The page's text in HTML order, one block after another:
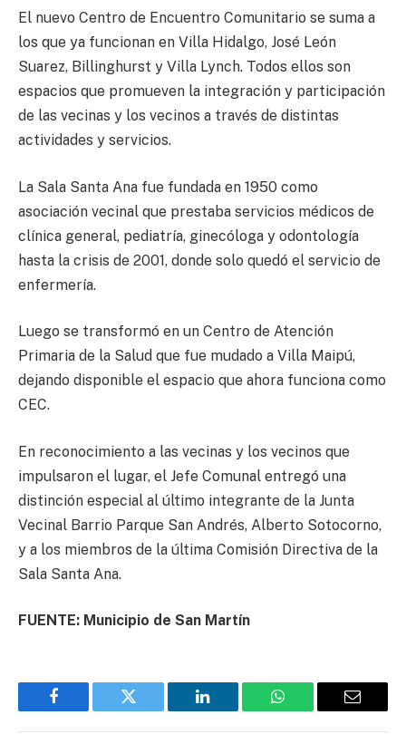
El nuevo Centro de Encuentro Comunitario se suma a
los que ya funcionan en Villa Hidalgo, José León
Suarez, Billinghurst y Villa Lynch. Todos ellos son
espacios que promueven la integración y participación
de las vecinas y los vecinos a través de distintas
actividades y servicios.
La Sala Santa Ana fue fundada en 1950 como
asociación vecinal que prestaba servicios médicos de
clínica general, pediatría, ginecóloga y odontología
hasta la crisis de 2001, donde solo quedó el servicio de
enfermería.
Luego se transformó en un Centro de Atención
Primaria de la Salud que fue mudado a Villa Maipú,
dejando disponible el espacio que ahora funciona como
CEC.
En reconocimiento a las vecinas y los vecinos que
impulsaron el lugar, el Jefe Comunal entregó una
distinción especial al último integrante de la Junta
Vecinal Barrio Parque San Andrés, Alberto Sotocorno,
y a los miembros de la última Comisión Directiva de la
Sala Santa Ana.
FUENTE: Municipio de San Martín
Facebook Twitter LinkedIn WhatsApp Email